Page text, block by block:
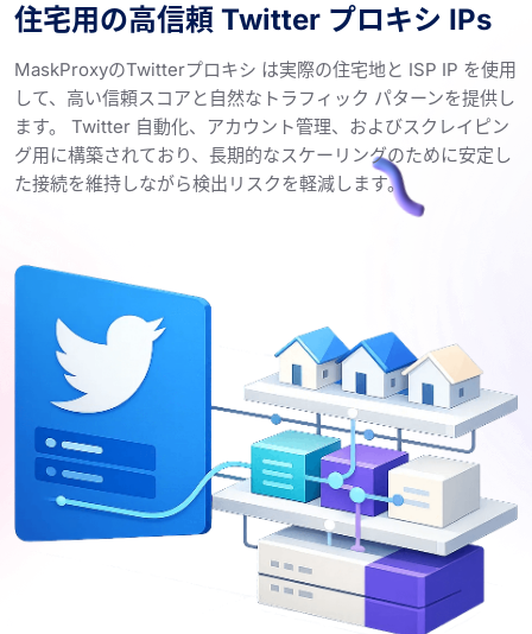
住宅用の高信頼 Twitter プロキシ IPs
MaskProxyのTwitterプロキシ は実際の住宅地と ISP IP を使用
して、高い信頼スコアと自然なトラフィック パターンを提供し
ます。 Twitter 自動化、アカウント管理、およびスクレイピン
グ用に構築されており、長期的なスケーリングのために安定し
た接続を維持しながら検出リスクを軽減します。